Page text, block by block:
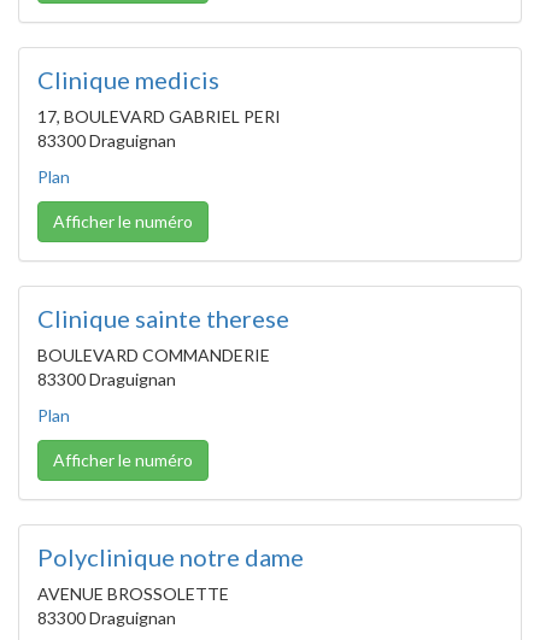
Clinique medicis
17, BOULEVARD GABRIEL PERI
83300 Draguignan
Plan
Afficher le numéro
Clinique sainte therese
BOULEVARD COMMANDERIE
83300 Draguignan
Plan
Afficher le numéro
Polyclinique notre dame
AVENUE BROSSOLETTE
83300 Draguignan